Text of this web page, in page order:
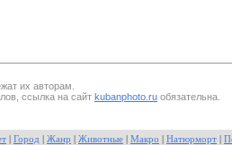
их авторам.
ссылка на сайт kubanphoto.ru обязательна.
Город Жанр Животные Макро Натюрморт